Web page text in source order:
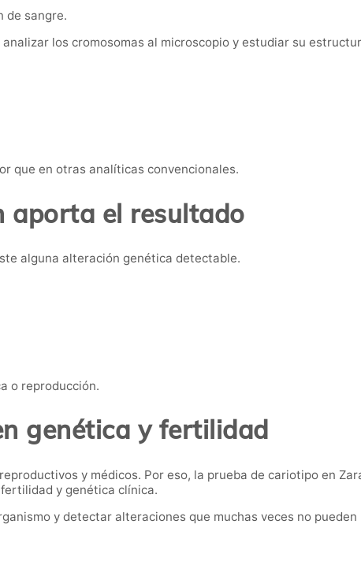
de sangre.
los cromosomas al microscopio y estudiar su
que en otras analíticas convencionales.
aporta el resultado
alguna alteración genética detectable.
o reproducción.
genética y fertilidad
y médicos. Por eso, la prueba de cariotipo en
y genética clínica.
y detectar alteraciones que muchas veces no